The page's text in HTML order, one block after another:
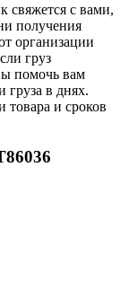
свяжется с вами,
получения
организации
груз
помочь вам
груза в днях.
товара и сроков